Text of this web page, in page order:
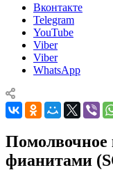
Вконтакте
Telegram
YouTube
Viber
Viber
WhatsApp
Помолвочное
фианитами